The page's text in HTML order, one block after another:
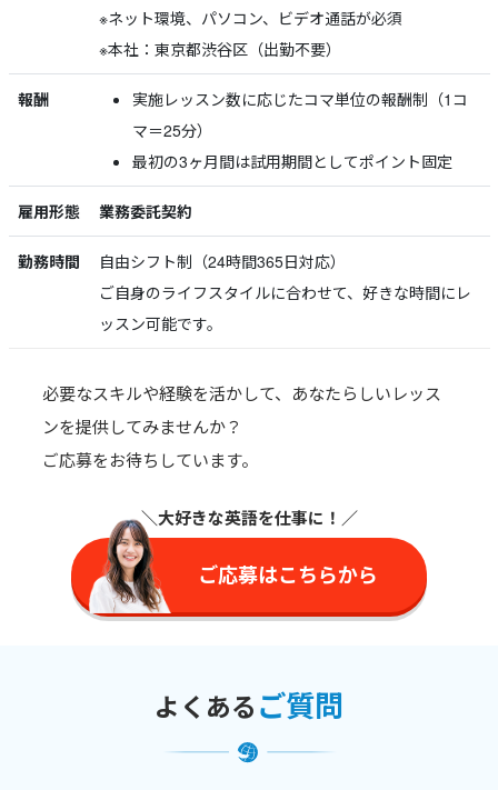
※ネット環境、パソコン、ビデオ通話が必須
※本社：東京都渋谷区（出勤不要）
報酬
実施レッスン数に応じたコマ単位の報酬制（1コ
マ＝25分）
最初の3ヶ月間は試用期間としてポイント固定
雇用形態 業務委託契約
勤務時間
自由シフト制（24時間365日対応）
ご自身のライフスタイルに合わせて、好きな時間にレ
ッスン可能です。
必要なスキルや経験を活かして、あなたらしいレッス
ンを提供してみませんか？
ご応募をお待ちしています。
＼大好きな英語を仕事に ！／
ご応募はこちらから
よくあるご質問